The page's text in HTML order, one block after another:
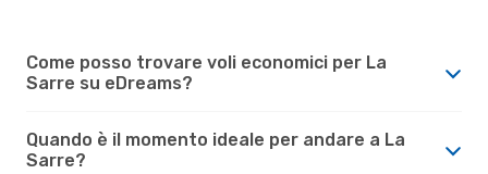
Come posso trovare voli economici per La
Sarre su eDreams?
Quando è il momento ideale per andare a La
Sarre?